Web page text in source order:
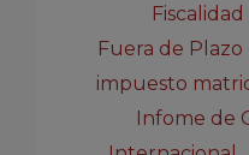
Fiscalidad
Fuera de Plazo
impuesto
Infome de